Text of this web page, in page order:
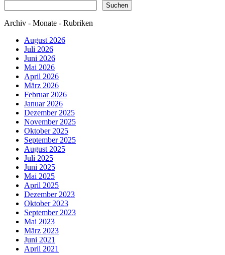
Suchen
Archiv - Monate - Rubriken
August 2026
Juli 2026
Juni 2026
Mai 2026
April 2026
März 2026
Februar 2026
Januar 2026
Dezember 2025
November 2025
Oktober 2025
September 2025
August 2025
Juli 2025
Juni 2025
Mai 2025
April 2025
Dezember 2023
Oktober 2023
September 2023
Mai 2023
März 2023
Juni 2021
April 2021